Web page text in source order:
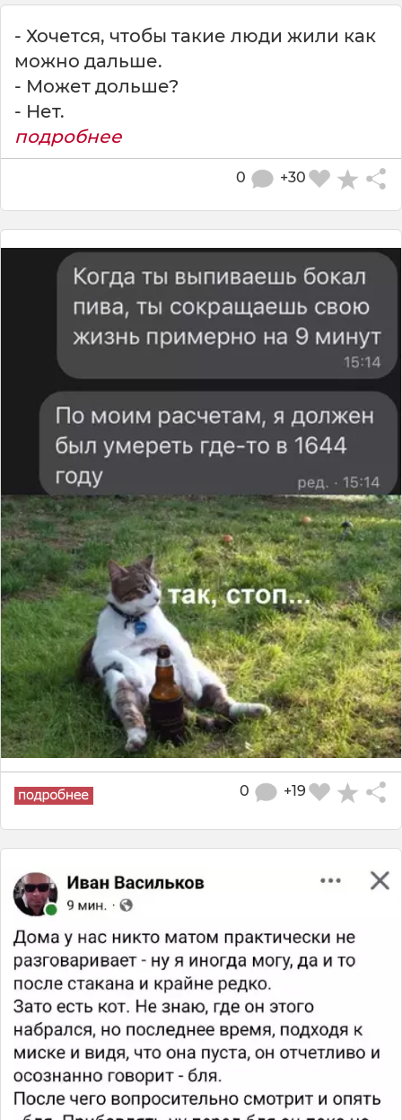
- Хочется, чтобы такие люди жили как
можно дальше.
- Может дольше?
- Нет.
подробнее
+30
0
+19
0